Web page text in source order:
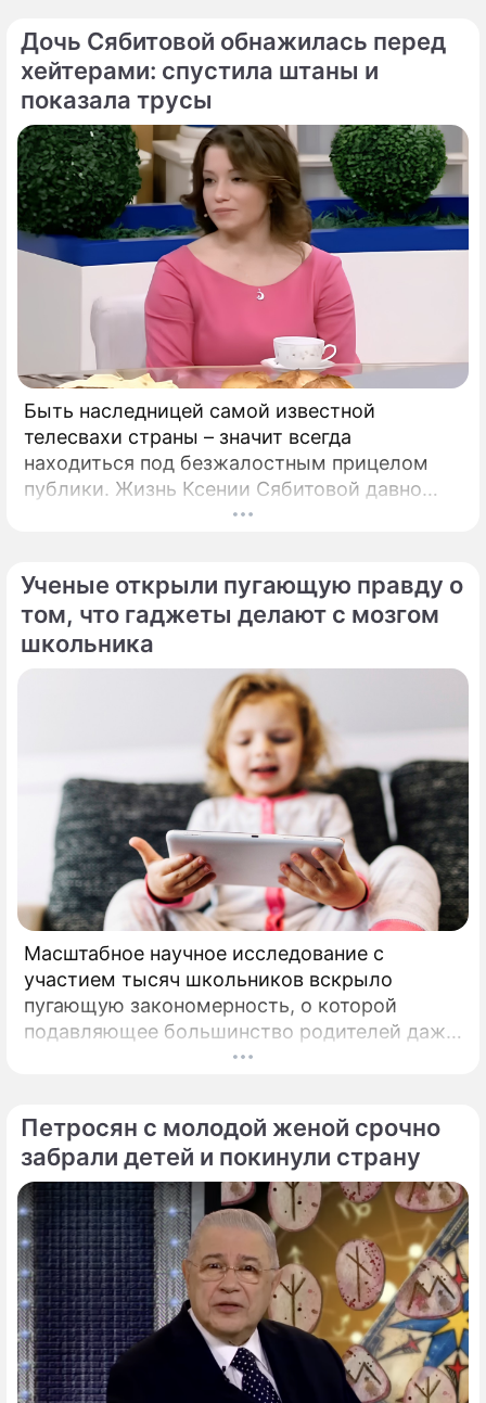
и смертоносный вирус Бурбон.
Дочь Сябитовой обнажилась перед
хейтерами: спустила штаны и
показала трусы
Быть наследницей самой известной
телесвахи страны – значит всегда
находиться под безжалостным прицелом
публики. Жизнь Ксении Сябитовой давно
рассматривают под мощной лупой.
Ученые открыли пугающую правду о
том, что гаджеты делают с мозгом
школьника
Масштабное научное исследование с
участием тысяч школьников вскрыло
пугающую закономерность, о которой
подавляющее большинство родителей даже
не догадывалось. Привычка дарить ребенку
подростковом возрасте обворачивается
скрытым провалом в учебе.
Петросян с молодой женой срочно
забрали детей и покинули страну